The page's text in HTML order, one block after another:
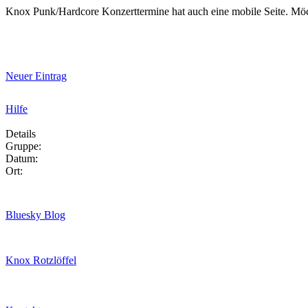
Knox Punk/Hardcore Konzerttermine hat auch eine mobile Seite.
Neuer Eintrag
Hilfe
Details
Gruppe:
Datum:
Ort:
Bluesky Blog
Knox Rotzlöffel